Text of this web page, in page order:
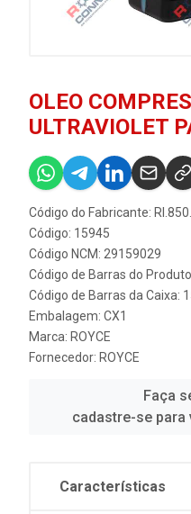
OLEO
ULTRAVIOLET
Código do Fabricante:
Código: 15945
Código NCM: 29159029
Código de Barras do
Código de Barras da Caixa:
Embalagem: CX1
Marca: ROYCE
Fornecedor: ROYCE
Faça
cadastre-se
Características